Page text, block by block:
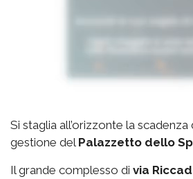
Si staglia all’orizzonte la
gestione del Palazzetto dello
Il grande complesso di via